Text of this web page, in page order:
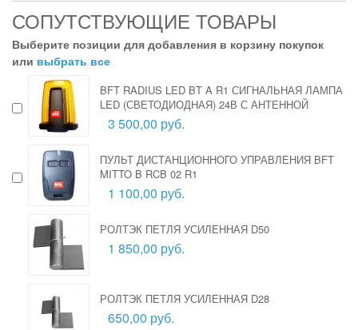
СОПУТСТВУЮЩИЕ ТОВАРЫ
Выберите позиции для добавления в корзину покупок
или выбрать все
BFT RADIUS LED BT A R1 СИГНАЛЬНАЯ ЛАМПА
LED (СВЕТОДИОДНАЯ) 24В С АНТЕННОЙ
3 500,00 руб.
ПУЛЬТ ДИСТАНЦИОННОГО УПРАВЛЕНИЯ BFT
MITTO B RCB 02 R1
1 100,00 руб.
РОЛТЭК ПЕТЛЯ УСИЛЕННАЯ D50
1 850,00 руб.
РОЛТЭК ПЕТЛЯ УСИЛЕННАЯ D28
650,00 руб.